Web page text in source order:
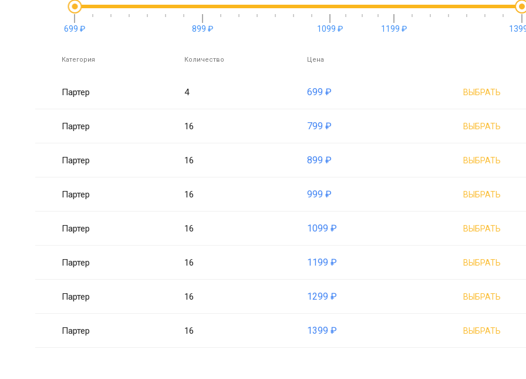
699 ₽ 899 ₽ 1099 ₽ 1199 ₽
Категория Количество Цена
Партер 4 699 ₽ ВЫБРАТЬ
Партер 16 799 ₽ ВЫБРАТЬ
Партер 16 899 ₽ ВЫБРАТЬ
Партер 16 999 ₽ ВЫБРАТЬ
Партер 16 1099 ₽ ВЫБРАТЬ
Партер 16 1199 ₽ ВЫБРАТЬ
Партер 16 1299 ₽ ВЫБРАТЬ
Партер 16 1399 ₽ ВЫБРАТЬ